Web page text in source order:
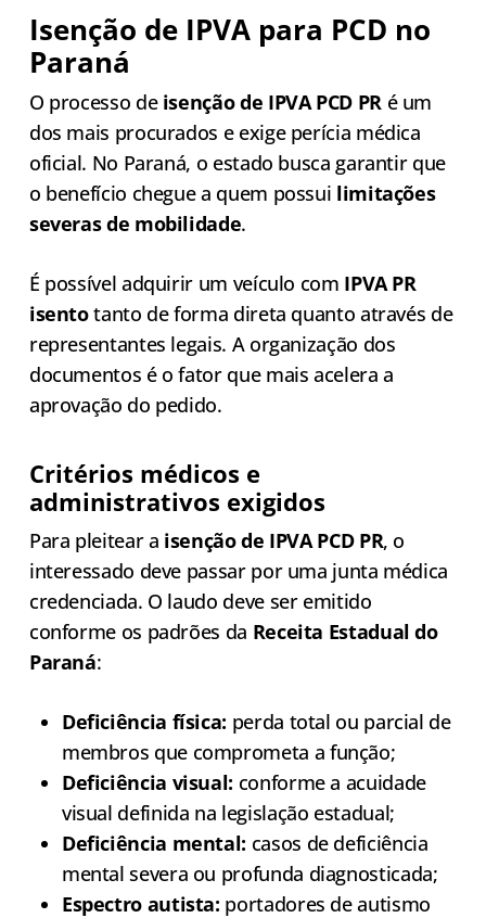
Isenção de IPVA para PCD no
Paraná
O processo de isenção de IPVA PCD PR é um
dos mais procurados e exige perícia médica
oficial. No Paraná, o estado busca garantir que
o benefício chegue a quem possui limitações
severas de mobilidade.
É possível adquirir um veículo com IPVA PR
isentotanto de forma direta quanto através de
representantes legais. A organização dos
documentos é o fator que mais acelera a
aprovação do pedido.
Critérios médicos e
administrativos exigidos
Para pleitear a isenção de IPVA PCD PR, o
interessado deve passar por uma junta médica
credenciada. O laudo deve ser emitido
conforme os padrões da Receita Estadual do
Paraná:
Deficiência física: perda total ou parcial de
membros que comprometa a função;
Deficiência visual: conforme a acuidade
visual definida na legislação estadual;
Deficiência mental: casos de deficiência
mental severa ou profunda diagnosticada;
Espectro autista: portadores de autismo